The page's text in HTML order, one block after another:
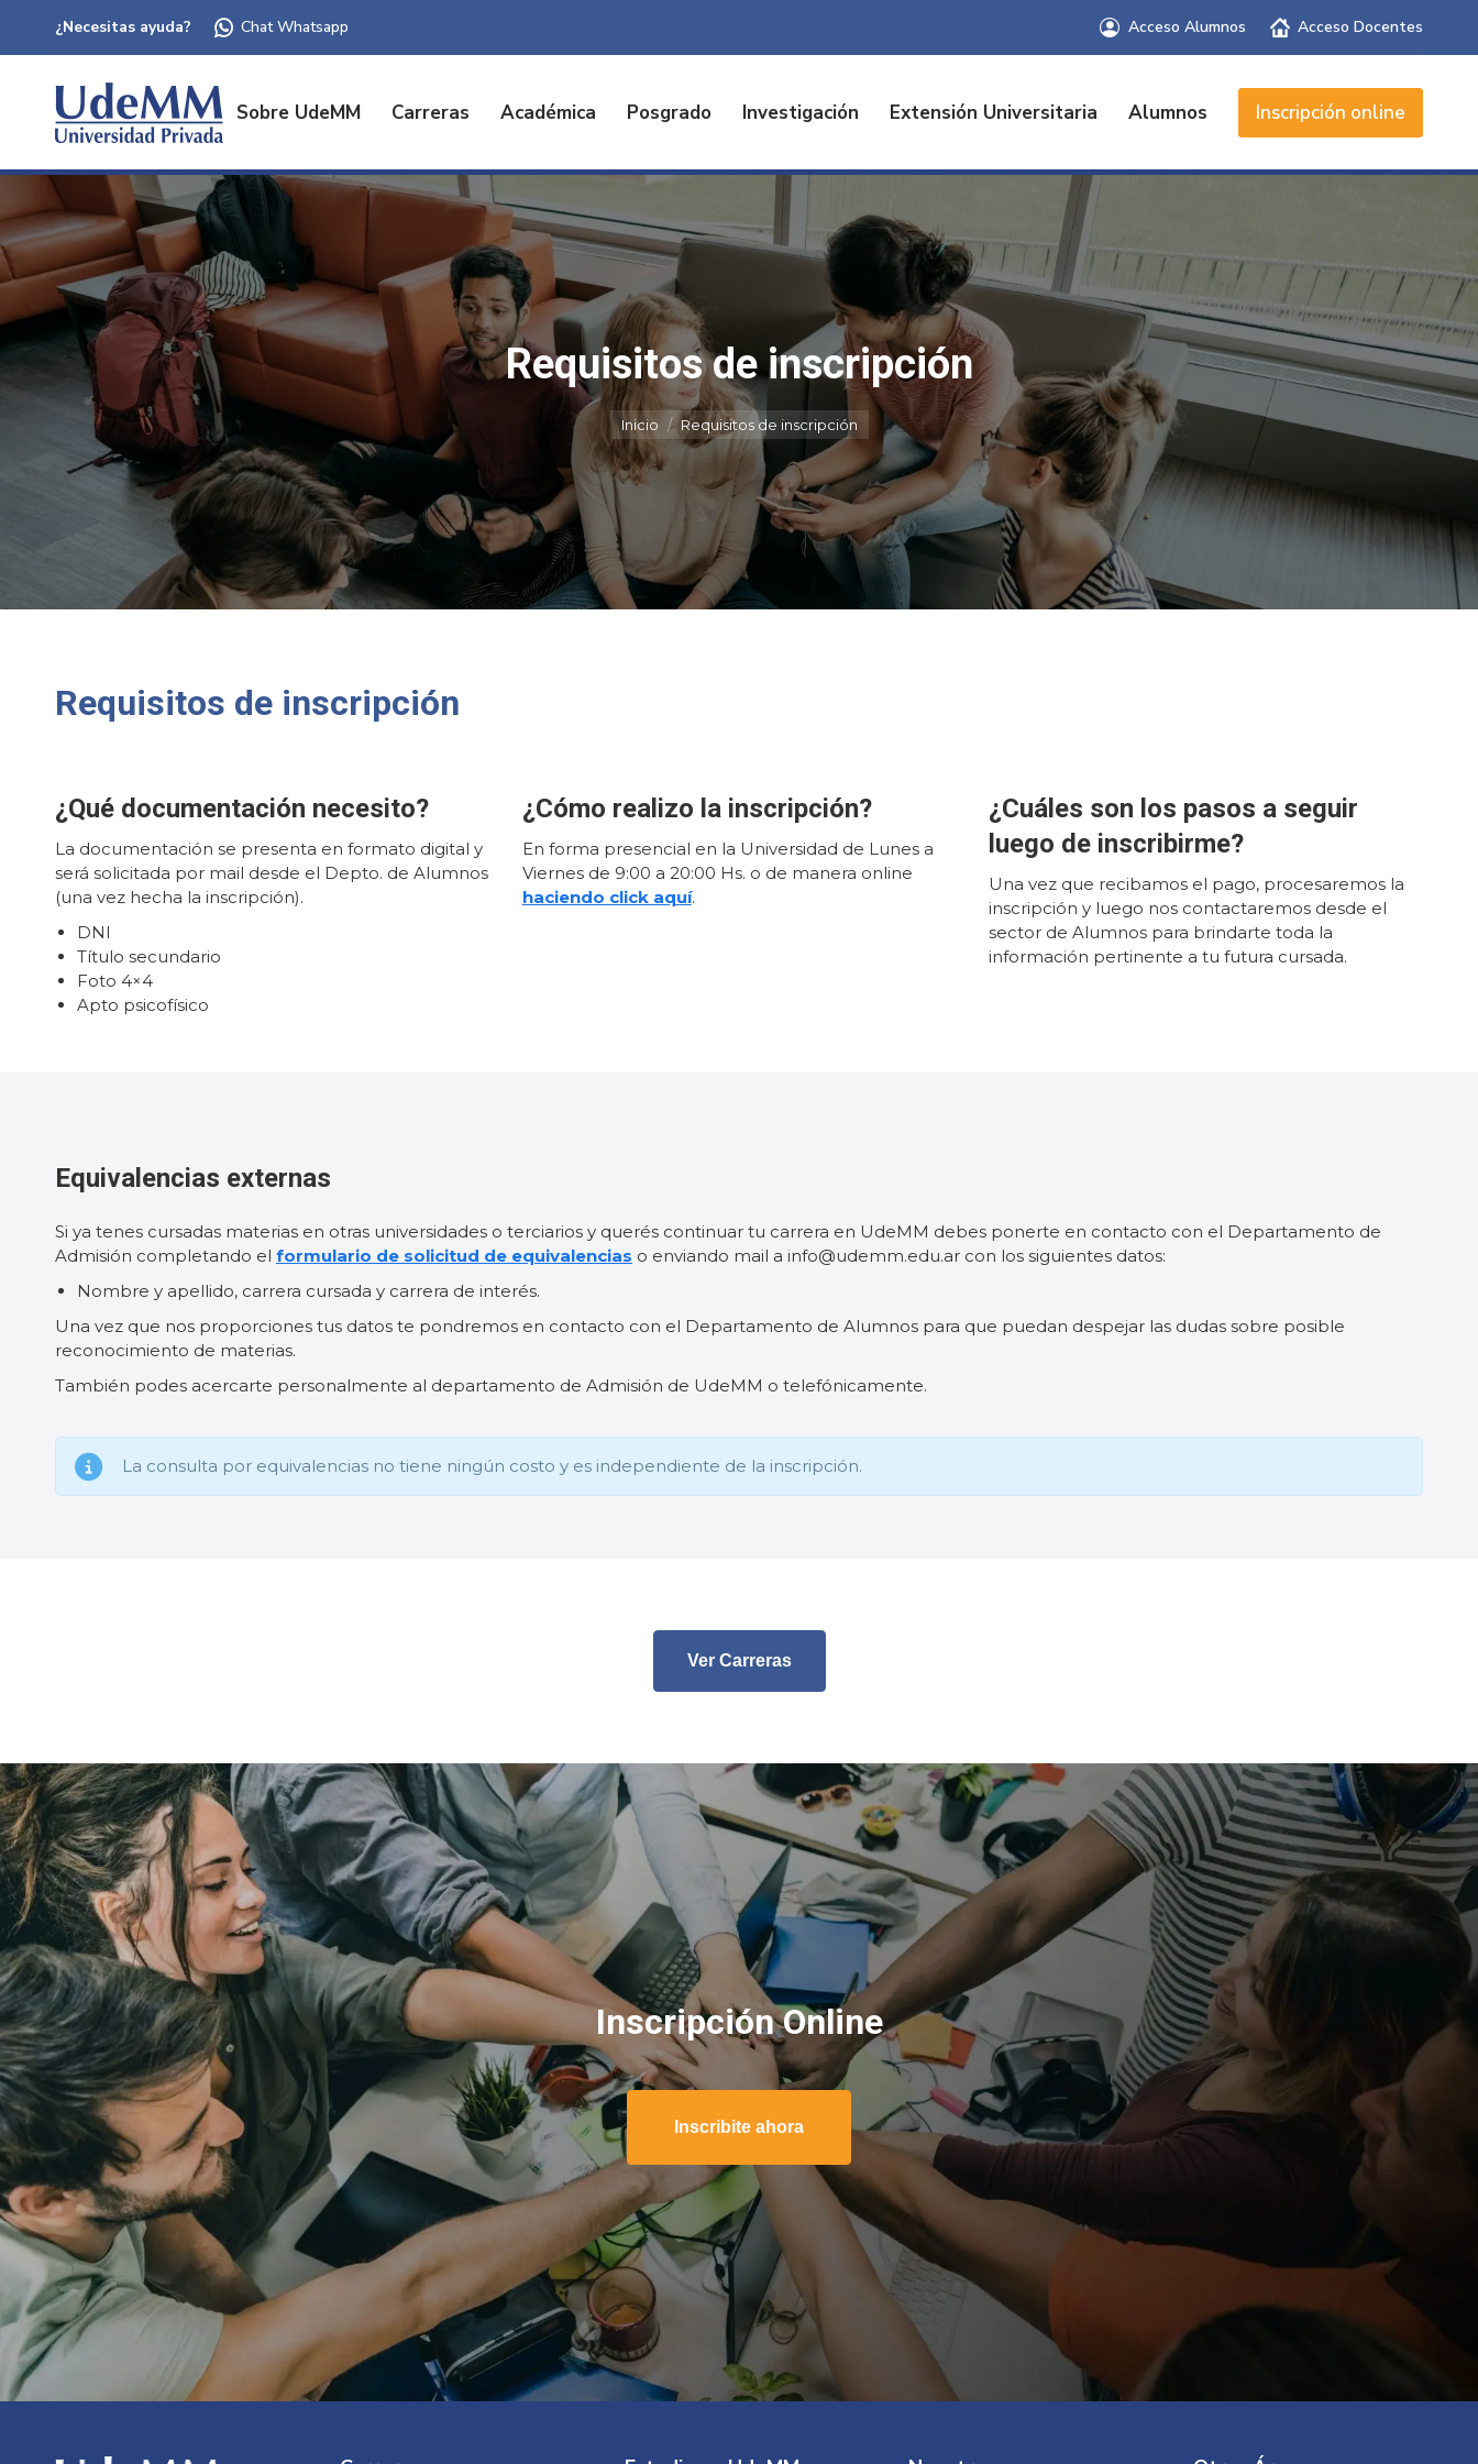
¿Necesitas ayuda? Chat Whatsapp Acceso Alumnos Acceso Docentes
Sobre UdeMM Carreras Académica Posgrado Investigación Extensión Universitaria Alumnos Inscripción online
Requisitos de inscripción
Estás aquí:
Inicio Requisitos de inscripción
Requisitos de inscripción
¿Qué documentación necesito?
La documentación se presenta en formato digital y
será solicitada por mail desde el Depto. de Alumnos
(una vez hecha la inscripción).
DNI
Título secundario
Foto 4×4
Apto psicofísico
¿Cómo realizo la inscripción?
En forma presencial en la Universidad de Lunes a
Viernes de 9:00 a 20:00 Hs. o de manera online
haciendo click aquí.
¿Cuáles son los pasos a seguir
luego de inscribirme?
Una vez que recibamos el pago, procesaremos la
inscripción y luego nos contactaremos desde el
sector de Alumnos para brindarte toda la
información pertinente a tu futura cursada.
Equivalencias externas
Si ya tenes cursadas materias en otras universidades o terciarios y querés continuar tu carrera en UdeMM debes ponerte en contacto con el Departamento de
Admisión completando el formulario de solicitud de equivalencias o enviando mail a info@udemm.edu.ar con los siguientes datos:
Nombre y apellido, carrera cursada y carrera de interés.
Una vez que nos proporciones tus datos te pondremos en contacto con el Departamento de Alumnos para que puedan despejar las dudas sobre posible
reconocimiento de materias.
También podes acercarte personalmente al departamento de Admisión de UdeMM o telefónicamente.
La consulta por equivalencias no tiene ningún costo y es independiente de la inscripción.
Ver Carreras
Inscripción Online
Inscribite ahora